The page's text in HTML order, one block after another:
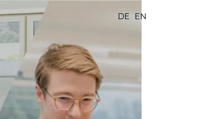
DE EN